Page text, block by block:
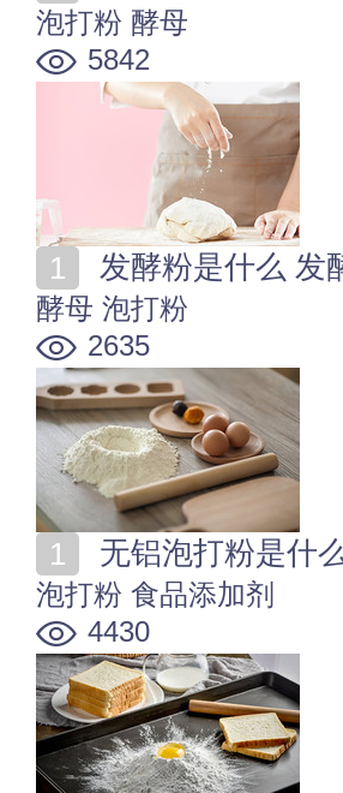
泡打粉 酵母
5842
发酵粉是什么 发
酵母 泡打粉
2635
无铝泡打粉是什
泡打粉 食品添加剂
4430